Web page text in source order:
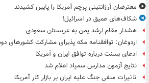
معترضان آرژانتینی پرچم آمریکا را پایین کشیدند
شکاف‌های عمیق در اسرائیل!
هشدار مقام ارشد یمن به عربستان سعودی
اردوغان: توافقنامه مکه پذیرای مشارکت کشورهای
ادعای بسنت درباره توافق ایران و آمریکا
نتایج آزمون مدارس سمپاد اعلام شد
تاثیرات منفی جنگ علیه ایران بر بازار کار آمریکا